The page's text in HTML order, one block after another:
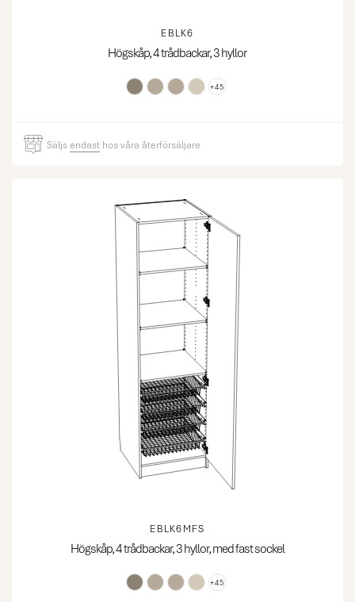
EBLK6
Högskåp, 4 trådbackar, 3 hyllor
+45
Säljsendast hos våra återförsäljare
EBLK6MFS
Högskåp, 4 trådbackar, 3 hyllor, med fast sockel
+45